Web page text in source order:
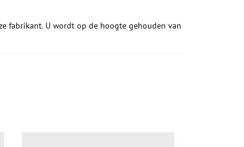
fabrikant. U wordt op de hoogte gehouden van